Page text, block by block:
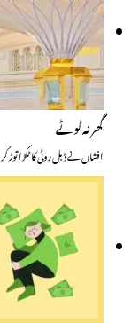
گھر نہ ٹوٹے
افشاں نے ڈبل روٹی کا ٹکڑا توڑ